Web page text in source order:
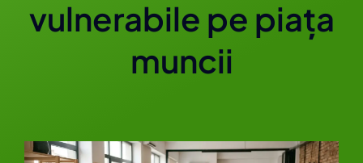
vulnerabile pe piața
muncii